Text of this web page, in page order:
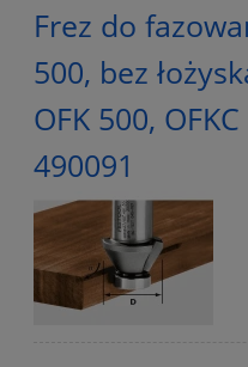
Frez do
500, bez
OFK 500,
490091